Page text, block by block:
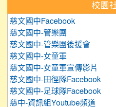
校園
慈文國中Facebook
慈文國中-管樂團
慈文國中-管樂團後援會
慈文國中-女童軍
慈文國中-女童軍宣傳影片
慈文國中-田徑隊Facebook
慈文國中-足球隊Facebook
慈中-資訊組Youtube頻道